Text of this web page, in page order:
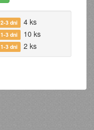
2-3 dni
4 ks
1-3 dni
10 ks
1-3 dni 2 ks